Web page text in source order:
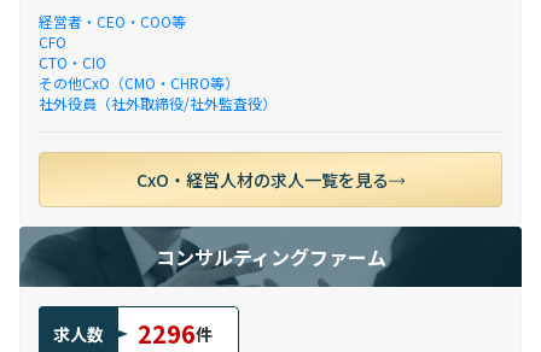
経営者・CEO・COO等
CFO
CTO・CIO
その他CxO（CMO・CHRO等）
社外役員（社外取締役/社外監査役）
CxO・経営人材の求人一覧を見る
コンサルティングファーム
求人数 2296件